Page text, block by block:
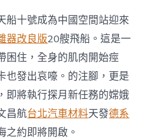
船十號成為中國空間站迎來
器改良版20艘飛船。這是一
困住，全身的肌肉開始痙
也發出哀嚎。的注腳，更是
即將執行探月新任務的嫦娥
昌航台北汽車材料天發德系
之約即將開啟。